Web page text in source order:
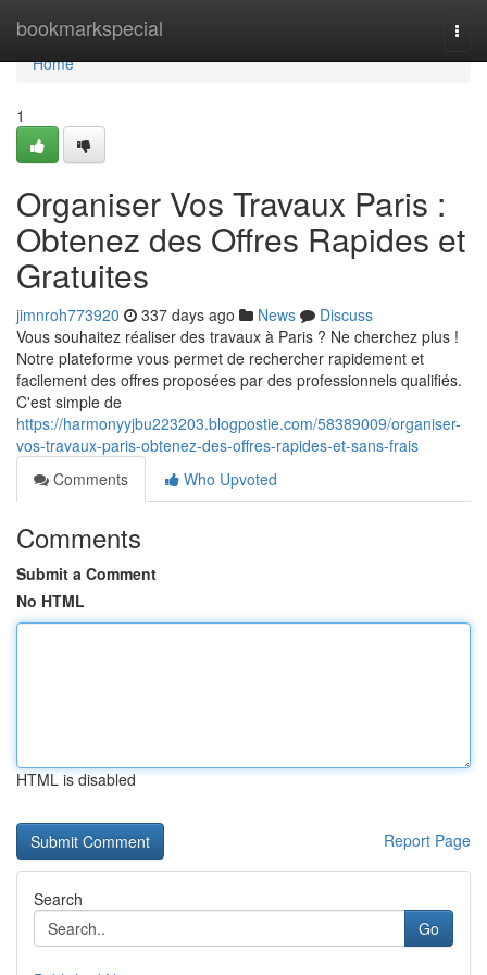
bookmarkspecial
Home
Home
1
Organiser Vos Travaux Paris :
Obtenez des Offres Rapides et
Gratuites
jimnroh773920 337 days ago News
Discuss
Vous souhaitez réaliser des travaux à Paris ? Ne cherchez plus !
Notre plateforme vous permet de rechercher rapidement et
facilement des offres proposées par des professionnels qualifiés.
C'est simple de
https://harmonyyjbu223203.blogpostie.com/58389009/organiser-
vos-travaux-paris-obtenez-des-offres-rapides-et-sans-frais
Comments
Who Upvoted
Comments
Submit a Comment
No HTML
HTML is disabled
Report Page
Search
Go